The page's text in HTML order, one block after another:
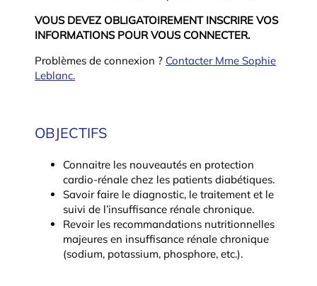
VOUS DEVEZ OBLIGATOIREMENT INSCRIRE VOS
INFORMATIONS POUR VOUS CONNECTER.
Problèmes de connexion ? Contacter Mme Sophie
Leblanc.
OBJECTIFS
Connaitre les nouveautés en protection
cardio-rénale chez les patients diabétiques.
Savoir faire le diagnostic, le traitement et le
suivi de l’insuffisance rénale chronique.
Revoir les recommandations nutritionnelles
majeures en insuffisance rénale chronique
(sodium, potassium, phosphore, etc.).